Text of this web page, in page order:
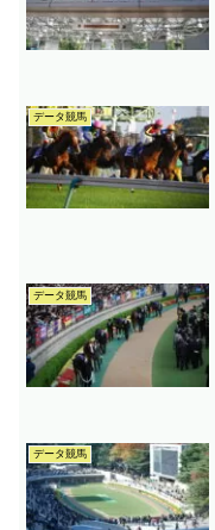
データ競馬
データ競馬
データ競馬